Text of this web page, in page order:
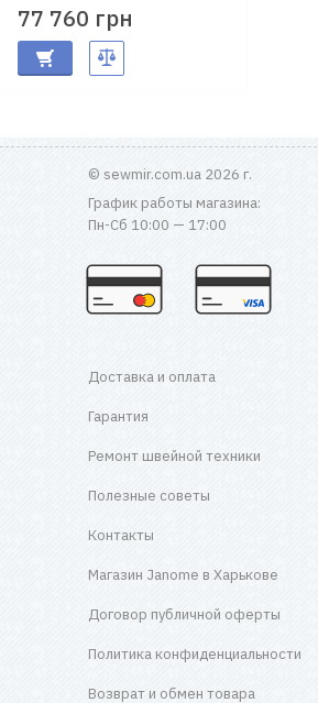
77 760 грн
© sewmir.com.ua 2026 г.
График работы магазина:
Пн-Сб 10:00 — 17:00
Доставка и оплата
Гарантия
Ремонт швейной техники
Полезные советы
Контакты
Магазин Janome в Харькове
Договор публичной оферты
Политика конфиденциальности
Возврат и обмен товара